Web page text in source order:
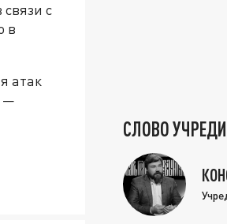
с
в
атак
—
СЛОВО